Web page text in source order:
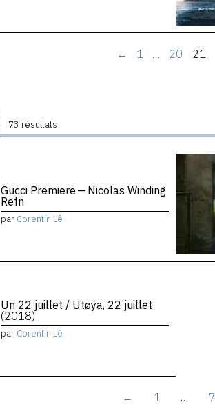
← 1 … 20 21
73 résultats
Gucci Premiere — Nicolas Winding
Refn
par Corentin Lê
Un 22 juillet / Utøya, 22 juillet
(2018)
par Corentin Lê
← 1 … 7